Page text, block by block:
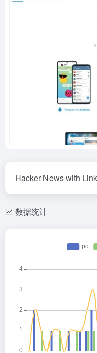
Hacker News with
数据统计